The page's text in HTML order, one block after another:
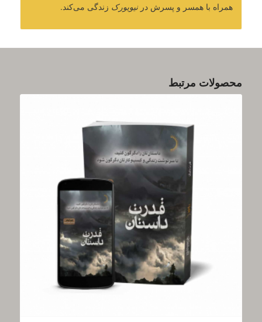
همراه با همسر و پسرش درنیویورک زندگی می‌کند.
محصولات مرتبط